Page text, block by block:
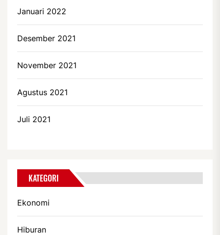
Januari 2022
Desember 2021
November 2021
Agustus 2021
Juli 2021
KATEGORI
Ekonomi
Hiburan